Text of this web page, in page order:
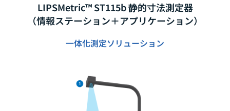
LIPSMetric™ ST115b 静的寸法測定器
（情報ステーション＋アプリケーション）
一体化測定ソリューション